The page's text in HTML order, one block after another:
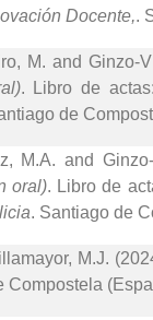
Docente,.
M. and Ginzo-
. Libro de
de
M.A. and
oral). Libro de
. Santiago de
M.J.
Compostela